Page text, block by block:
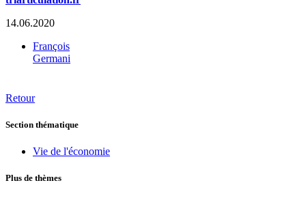
14.06.2020
François
Germani
Retour
Section thématique
Vie de l'économie
Plus de thèmes